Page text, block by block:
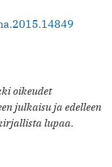
oikeudet
julkaisu ja edelleen
lupaa.